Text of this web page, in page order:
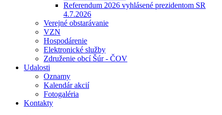
Referendum 2026 vyhlásené prezidentom SR
4.7.2026
Verejné obstarávanie
VZN
Hospodárenie
Elektronické služby
Združenie obcí Šúr - ČOV
Udalosti
Oznamy
Kalendár akcií
Fotogaléria
Kontakty